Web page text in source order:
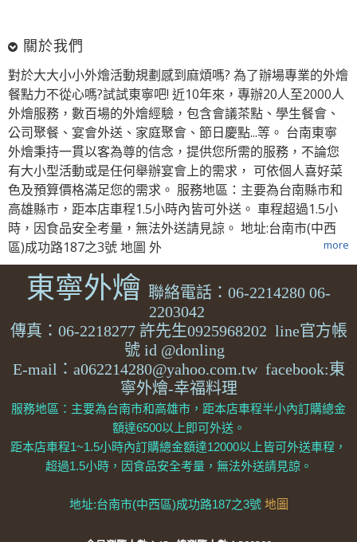
關於我們
對於大大小小外燴活動規劃感到麻煩嗎? 為了辦場專業的外燴
餐點力不從心嗎?試試東寧吧! 近10年來，專辦20人至2000人
外燴服務，數百場的外燴經驗，包含會議茶點、學生餐會、
公司聚餐、宴會外送、家庭聚會、節日慶點...等。 台南東寧
外燴秉持一貫以客為尊的信念，提供您所需的服務，不論您
有大小型活動或是任何舉辦宴會上的需求， 可依個人喜好菜
色及預算價格滿足您的需求。 服務地區：主要為台南縣市和
高雄縣市，距本店車程1.5小時內皆可外送。 車程超過1.5小
時，因食品安全考量，無法外送請見諒。 地址:台南市(中西
區)成功路187之3號 地圖 外
more
東寧外燴 聯絡電話：06-2214280 06-
2203042
傳真：06-2218277 許先生0925968202 line官方帳
號 id @donling
E-mail：a062214280@yahoo.com.tw facebook:東
寧外燴-幸福料理
服務地區：主要為台南市和高雄市，距本店車程半小內訂購總金
額達6500以上即可外送。
距本店車程1~1.5小時內訂購總金額達12000以上皆可外送車程，
超過1.5小時，因食品安全考量，無法外送請見諒。
地址:台南市(中西區)成功路187之3號 地圖